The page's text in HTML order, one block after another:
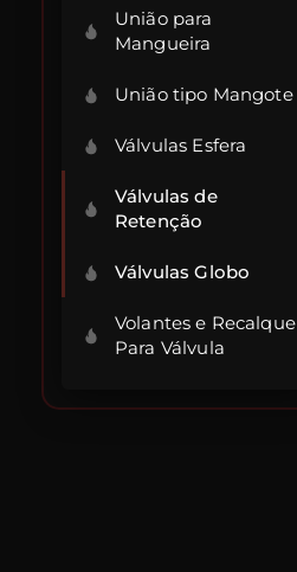
União para
Mangueira
União tipo Mangote
Válvulas Esfera
Válvulas de
Retenção
Válvulas Globo
Volantes e Recalque
Para Válvula